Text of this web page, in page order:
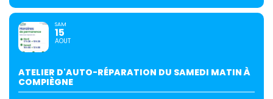
SAM
15
AOUT
ATELIER D'AUTO-RÉPARATION DU SAMEDI MATIN À
COMPIÈGNE